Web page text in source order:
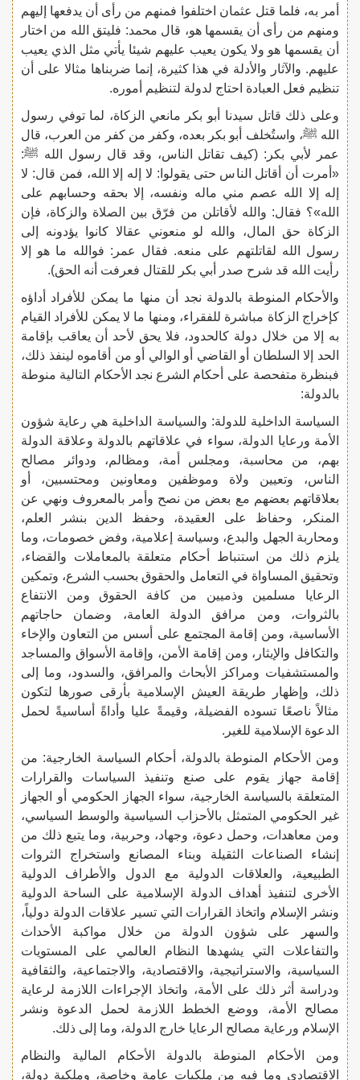
أمر به، فلما قتل عثمان اختلفوا فمنهم من رأى أن يدفعها إليهم
ومنهم من رأى أن يقسمها هو، قال محمد: فليتق الله من اختار
أن يقسمها هو ولا يكون يعيب عليهم شيئا يأتي مثل الذي يعيب
عليهم. والآثار والأدلة في هذا كثيرة، إنما ضربناها مثالا على أن
تنظيم فعل العبادة احتاج لدولة لتنظيم أموره.
وعلى ذلك قاتل سيدنا أبو بكر مانعي الزكاة، لما توفي رسول
الله ﷺ، واستُخلف أبو بكر بعده، وكفر من كفر من العرب، قال
عمر لأبي بكر: (كيف تقاتل الناس، وقد قال رسول الله ﷺ:
«أمرت أن أقاتل الناس حتى يقولوا: لا إله إلا الله، فمن قال: لا
إله إلا الله عصم مني ماله ونفسه، إلا بحقه وحسابهم على
الله»؟ فقال: والله لأقاتلن من فرّق بين الصلاة والزكاة، فإن
الزكاة حق المال، والله لو منعوني عقالا كانوا يؤدونه إلى
رسول الله لقاتلتهم على منعه. فقال عمر: فوالله ما هو إلا
رأيت الله قد شرح صدر أبي بكر للقتال فعرفت أنه الحق).
والأحكام المنوطة بالدولة نجد أن منها ما يمكن للأفراد أداؤه
كإخراج الزكاة مباشرة للفقراء، ومنها ما لا يمكن للأفراد القيام
به إلا من خلال دولة كالحدود، فلا يحق لأحد أن يعاقب بإقامة
الحد إلا السلطان أو القاضي أو الوالي أو من أقاموه لينفذ ذلك،
فبنظرة متفحصة على أحكام الشرع نجد الأحكام التالية منوطة
بالدولة:
السياسة الداخلية للدولة: والسياسة الداخلية هي رعاية شؤون
الأمة ورعايا الدولة، سواء في علاقاتهم بالدولة وعلاقة الدولة
بهم، من محاسبة، ومجلس أمة، ومظالم، ودوائر مصالح
الناس، وتعيين ولاة وموظفين ومعاونين ومحتسبين، أو
بعلاقاتهم بعضهم مع بعض من نصح وأمر بالمعروف ونهي عن
المنكر، وحفاظ على العقيدة، وحفظ الدين بنشر العلم،
ومحاربة الجهل والبدع، وسياسة إعلامية، وفض خصومات، وما
يلزم ذلك من استنباط أحكام متعلقة بالمعاملات والقضاء،
وتحقيق المساواة في التعامل والحقوق بحسب الشرع، وتمكين
الرعايا مسلمين وذميين من كافة الحقوق ومن الانتفاع
بالثروات، ومن مرافق الدولة العامة، وضمان حاجاتهم
الأساسية، ومن إقامة المجتمع على أسس من التعاون والإخاء
والتكافل والإيثار، ومن إقامة الأمن، وإقامة الأسواق والمساجد
والمستشفيات ومراكز الأبحاث والمرافق، والسدود، وما إلى
ذلك، وإظهار طريقة العيش الإسلامية بأرقى صورها لتكون
مثالاً ناصعًا تسوده الفضيلة، وقيمةً عليا وأداةً أساسيةً لحمل
الدعوة الإسلامية للغير.
ومن الأحكام المنوطة بالدولة، أحكام السياسة الخارجية: من
إقامة جهاز يقوم على صنع وتنفيذ السياسات والقرارات
المتعلقة بالسياسة الخارجية، سواء الجهاز الحكومي أو الجهاز
غير الحكومي المتمثل بالأحزاب السياسية والوسط السياسي،
ومن معاهدات، وحمل دعوة، وجهاد، وحربية، وما يتبع ذلك من
إنشاء الصناعات الثقيلة وبناء المصانع واستخراج الثروات
الطبيعية، والعلاقات الدولية مع الدول والأطراف الدولية
الأخرى لتنفيذ أهداف الدولة الإسلامية على الساحة الدولية
ونشر الإسلام واتخاذ القرارات التي تسير علاقات الدولة دولياً،
والسهر على شؤون الدولة من خلال مواكبة الأحداث
والتفاعلات التي يشهدها النظام العالمي على المستويات
السياسية، والاستراتيجية، والاقتصادية، والاجتماعية، والثقافية
ودراسة أثر ذلك على الأمة، واتخاذ الإجراءات اللازمة لرعاية
مصالح الأمة، ووضع الخطط اللازمة لحمل الدعوة ونشر
الإسلام ورعاية مصالح الرعايا خارج الدولة، وما إلى ذلك.
ومن الأحكام المنوطة بالدولة الأحكام المالية والنظام
الاقتصادي وما فيه من ملكيات عامة وخاصة، وملكية دولة،